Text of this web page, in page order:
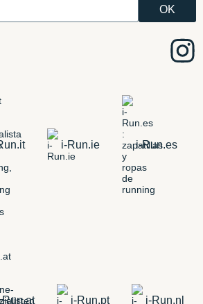
i-Run.ie i-Run.es
Run.at i-Run.pt i-Run.nl